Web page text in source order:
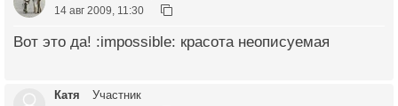
14 авг 2009, 11:30
Вот это да! :impossible: красота неописуемая
Катя Участник